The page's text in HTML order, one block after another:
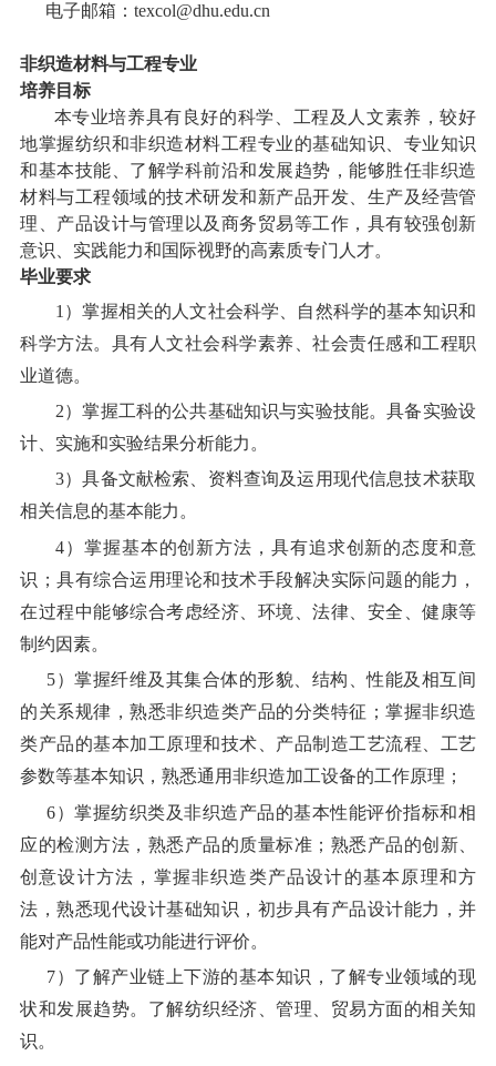
电子邮箱： texcol@dhu.edu.cn
非织造材料与工程专业
培养目标
本专业培养具有良好的科学、工程及人文素养，较好
地掌握纺织和非织造材料工程专业的基础知识、专业知识
和基本技能、了解学科前沿和发展趋势，能够胜任非织造
材料与工程领域的技术研发和新产品开发、生产及经营管
理、产品设计与管理以及商务贸易等工作，具有较强创新
意识、实践能力和国际视野的高素质专门人才。
毕业要求
1 ）掌握相关的人文社会科学、自然科学的基本知识和
科学方法。具有人文社会科学素养、社会责任感和工程职
业道德。
2）掌握工科的公共基础知识与实验技能。具备实验设
计、实施和实验结果分析能力。
3）具备文献检索、资料查询及运用现代信息技术获取
相关信息的基本能力。
4）掌握基本的创新方法，具有追求创新的态度和意
识；具有综合运用理论和技术手段解决实际问题的能力，
在过程中能够综合考虑经济、环境、法律、安全、健康等
制约因素。
5）掌握纤维及其集合体的形貌、结构、性能及相互间
的关系规律，熟悉非织造类产品的分类特征；掌握非织造
类产品的基本加工原理和技术、产品制造工艺流程、工艺
参数等基本知识，熟悉通用非织造加工设备的工作原理；
6）掌握纺织类及非织造产品的基本性能评价指标和相
应的检测方法，熟悉产品的质量标准；熟悉产品的创新、
创意设计方法，掌握非织造类产品设计的基本原理和方
法，熟悉现代设计基础知识，初步具有产品设计能力，并
能对产品性能或功能进行评价。
7）了解产业链上下游的基本知识，了解专业领域的现
状和发展趋势。了解纺织经济、管理、贸易方面的相关知
识。